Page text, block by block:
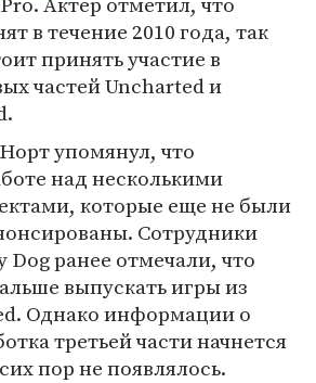
в течение 2010 года, так
принять участие в
частей Uncharted и
упомянул, что
над несколькими
которые еще не были
Сотрудники
Dog ранее отмечали, что
выпускать игры из
Однако информации о
третьей части начнется
пор не появлялось.